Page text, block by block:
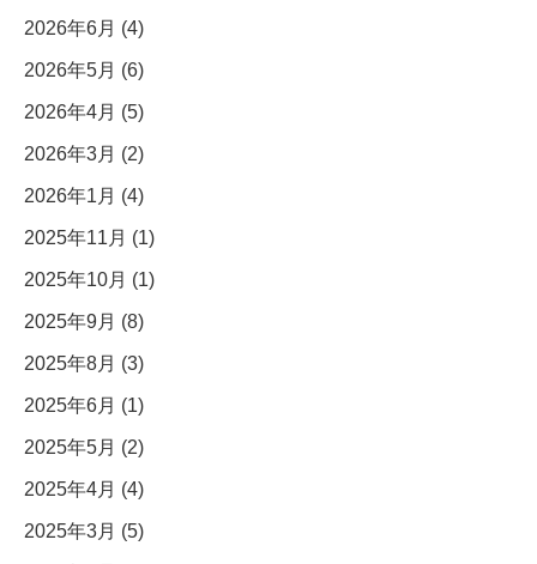
2026年6月 (4)
2026年5月 (6)
2026年4月 (5)
2026年3月 (2)
2026年1月 (4)
2025年11月 (1)
2025年10月 (1)
2025年9月 (8)
2025年8月 (3)
2025年6月 (1)
2025年5月 (2)
2025年4月 (4)
2025年3月 (5)